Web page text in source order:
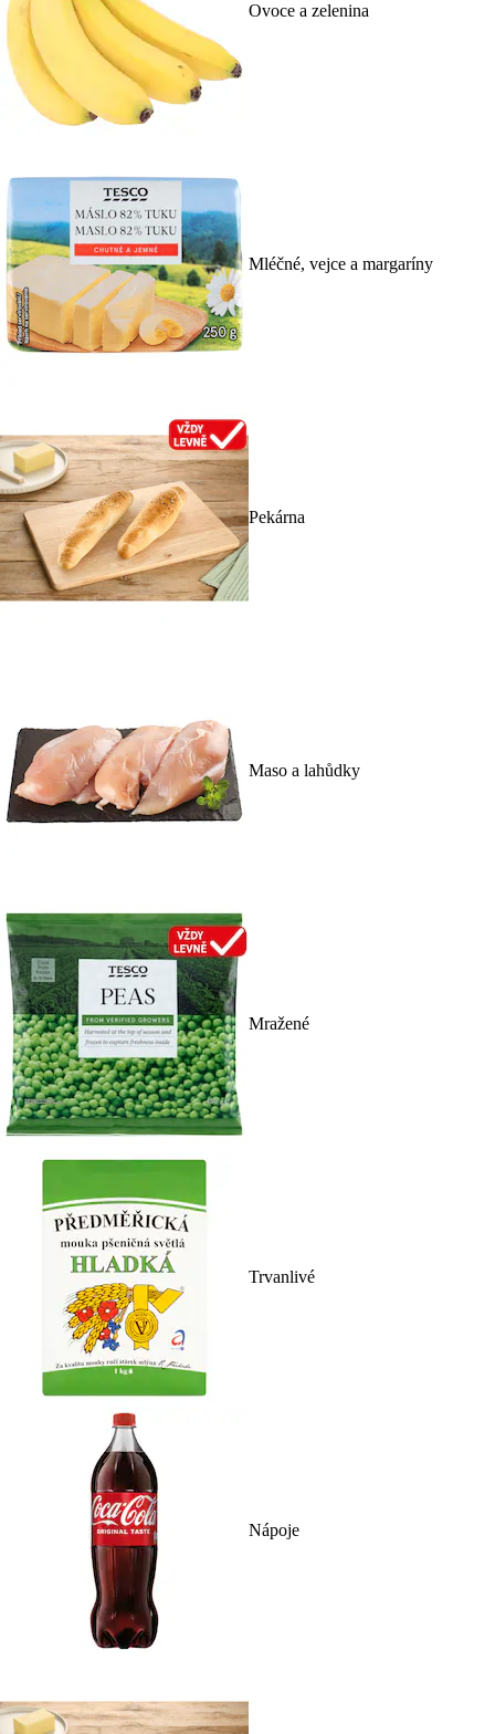
Ovoce a zelenina
Mléčné, vejce a margaríny
Pekárna
Maso a lahůdky
Mražené
Trvanlivé
Nápoje